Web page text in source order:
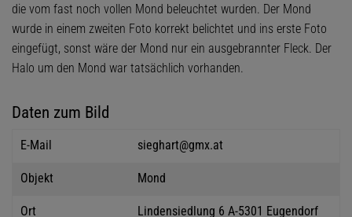
die vom fast noch vollen Mond beleuchtet wurden. Der Mond
wurde in einem zweiten Foto korrekt belichtet und ins erste Foto
eingefügt, sonst wäre der Mond nur ein ausgebrannter Fleck. Der
Halo um den Mond war tatsächlich vorhanden.
Daten zum Bild
E-Mail sieghart@gmx.at
Objekt Mond
Ort Lindensiedlung 6 A-5301 Eugendorf